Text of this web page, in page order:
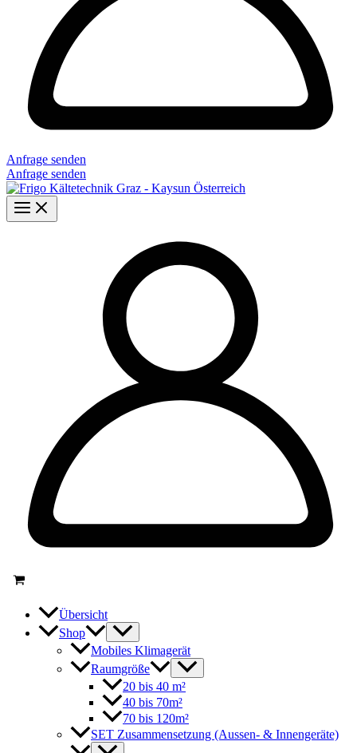
Anfrage senden
Anfrage senden
Übersicht
Shop
Mobiles Klimagerät
Raumgröße
20 bis 40 m²
40 bis 70m²
70 bis 120m²
SET Zusammensetzung (Aussen- & Innengeräte)